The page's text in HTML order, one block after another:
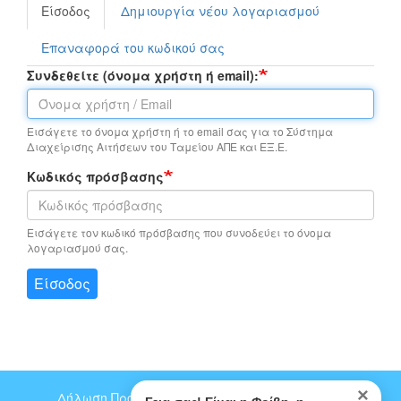
Primary
tabs
Είσοδος (ενεργή
καρτέλα)
Δημιουργία νέου λογαριασμού
Επαναφορά του κωδικού σας
Συνδεθείτε (όνομα χρήστη ή email):
Εισάγετε το όνομα χρήστη ή το email σας για το Σύστημα
Διαχείρισης Αιτήσεων του Ταμείου ΑΠΕ και ΕΞ.Ε.
Κωδικός πρόσβασης
Εισάγετε τον κωδικό πρόσβασης που συνοδεύει το όνομα
λογαριασμού σας.
Είσοδος
Δήλωση Προστασίας Προσωπικών Δεδομένων ×